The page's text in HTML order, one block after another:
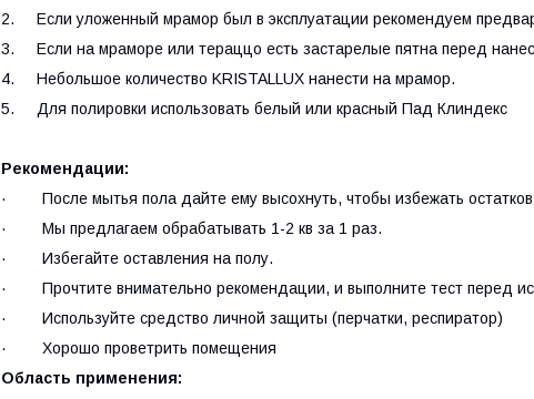
2. Если уложенный мрамор был в эксплуатации рекомендуем
3. Если на мраморе или тераццо есть застарелые пятна перед
4. Небольшое количество KRISTALLUX нанести на мрамор.
5. Для полировки использовать белый или красный Пад Клиндекс
Рекомендации:
· После мытья пола дайте ему высохнуть, чтобы избежать остатков
· Мы предлагаем обрабатывать 1-2 кв за 1 раз.
· Избегайте оставления на полу.
· Прочтите внимательно рекомендации, и выполните тест перед
· Используйте средство личной защиты (перчатки, респиратор)
· Хорошо проветрить помещения
Область применения: